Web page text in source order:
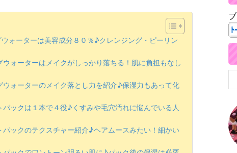
ォーターは美容成分８０％♪クレンジング・ピーリン
ォーターはメイクがしっかり落ちる！肌に負担もなし
ォーターのメイク落とし力を紹介♪保湿力もあって化
ックは１本で４役♪くすみや毛穴汚れに悩んでいる人
ックのテクスチャー紹介♪ヘアムースみたい！細かい